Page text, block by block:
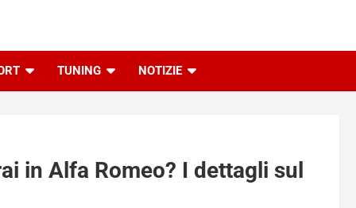
TUNING NOTIZIE
in Alfa Romeo? I dettagli sul